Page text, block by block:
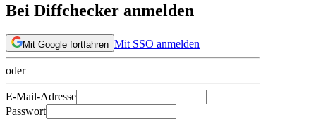
Bei Diffchecker anmelden
Mit Google fortfahren Mit SSO anmelden
oder
E-Mail-Adresse
Passwort